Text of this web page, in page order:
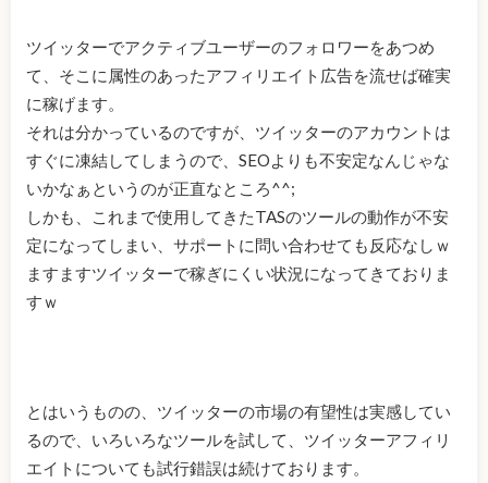
ツイッターでアクティブユーザーのフォロワーをあつめ
て、そこに属性のあったアフィリエイト広告を流せば確実
に稼げます。
それは分かっているのですが、ツイッターのアカウントは
すぐに凍結してしまうので、SEOよりも不安定なんじゃな
いかなぁというのが正直なところ^^;
しかも、これまで使用してきたTASのツールの動作が不安
定になってしまい、サポートに問い合わせても反応なしｗ
ますますツイッターで稼ぎにくい状況になってきておりま
すｗ
とはいうものの、ツイッターの市場の有望性は実感してい
るので、いろいろなツールを試して、ツイッターアフィリ
エイトについても試行錯誤は続けております。